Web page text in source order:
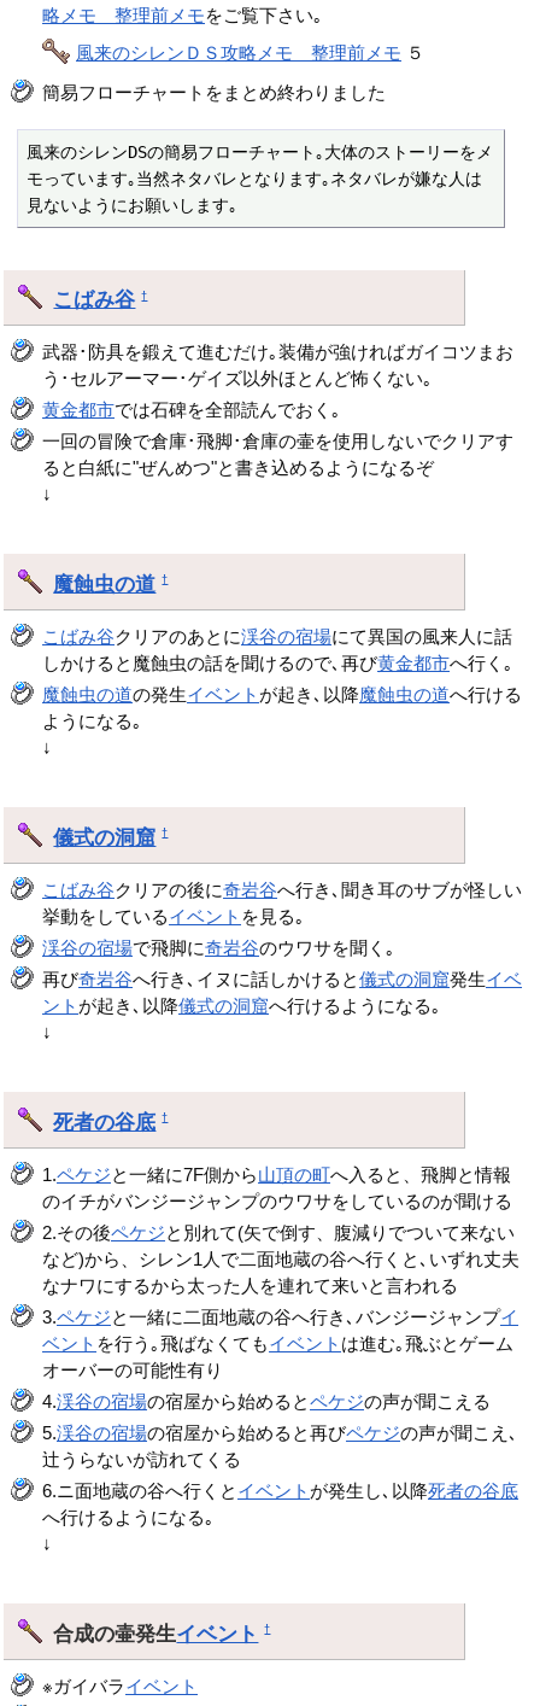
略メモ 整理前メモをご覧下さい｡
風来のシレンＤＳ攻略メモ 整理前メモ ５
簡易フローチャートをまとめ終わりました
風来のシレンDSの簡易フローチャート｡大体のストーリーをメ
モっています｡当然ネタバレとなります｡ネタバレが嫌な人は
見ないようにお願いします｡
こばみ谷 †
武器･防具を鍛えて進むだけ｡装備が強ければガイコツまお
う･セルアーマー･ゲイズ以外ほとんど怖くない｡
黄金都市では石碑を全部読んでおく｡
一回の冒険で倉庫･飛脚･倉庫の壷を使用しないでクリアす
ると白紙に"ぜんめつ"と書き込めるようになるぞ
↓
魔蝕虫の道 †
こばみ谷クリアのあとに渓谷の宿場にて異国の風来人に話
しかけると魔蝕虫の話を聞けるので､再び黄金都市へ行く｡
魔蝕虫の道の発生イベント が起き､以降魔蝕虫の道へ行ける
ようになる｡
↓
儀式の洞窟 †
こばみ谷クリアの後に奇岩谷へ行き､聞き耳のサブが怪しい
挙動をしているイベント を見る｡
渓谷の宿場で飛脚に奇岩谷のウワサを聞く｡
再び奇岩谷へ行き､イヌに話しかけると儀式の洞窟発生イベ
ント が起き､以降儀式の洞窟へ行けるようになる｡
↓
死者の谷底 †
1.ペケジと一緒に7F側から山頂の町へ入ると、飛脚と情報
のイチがバンジージャンプのウワサをしているのが聞ける
2.その後ペケジと別れて(矢で倒す、腹減りでついて来ない
など)から、シレン1人で二面地蔵の谷へ行くと､いずれ丈夫
なナワにするから太った人を連れて来いと言われる
3.ペケジと一緒に二面地蔵の谷へ行き､バンジージャンプイ
ベント を行う｡飛ばなくてもイベント は進む｡飛ぶとゲーム
オーバーの可能性有り
4.渓谷の宿場の宿屋から始めるとペケジの声が聞こえる
5.渓谷の宿場の宿屋から始めると再びペケジの声が聞こえ､
辻うらないが訪れてくる
6.ニ面地蔵の谷へ行くと イベント が発生し､以降死者の谷底
へ行けるようになる｡
↓
合成の壷発生イベント †
※ガイバライベント